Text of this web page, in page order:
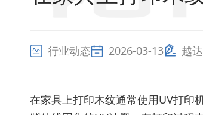
行业动态 2026-03-13 越达
在家具上打印木纹通常使用UV打印机